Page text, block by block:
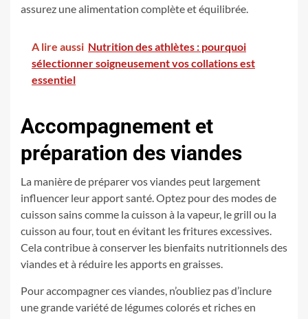
assurez une alimentation complète et équilibrée.
A lire aussi Nutrition des athlètes : pourquoi
sélectionner soigneusement vos collations est
essentiel
Accompagnement et
préparation des viandes
La manière de préparer vos viandes peut largement
influencer leur apport santé. Optez pour des modes de
cuisson sains comme la cuisson à la vapeur, le grill ou la
cuisson au four, tout en évitant les fritures excessives.
Cela contribue à conserver les bienfaits nutritionnels des
viandes et à réduire les apports en graisses.
Pour accompagner ces viandes, n’oubliez pas d’inclure
une grande variété de légumes colorés et riches en